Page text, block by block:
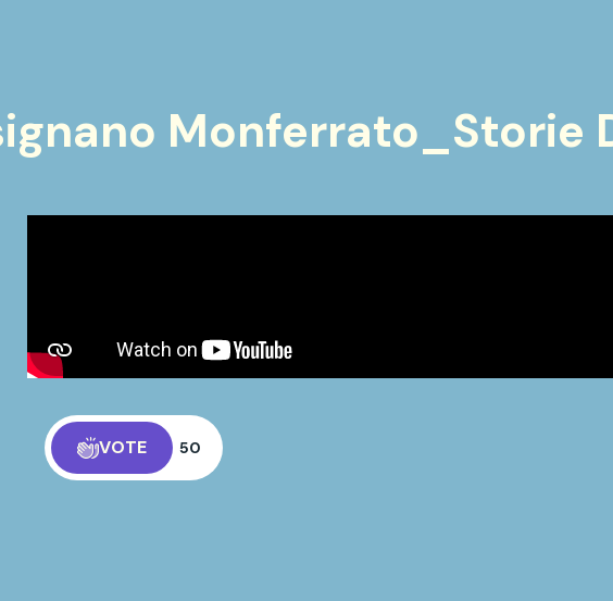
Monferrato_Storie
VOTE 50